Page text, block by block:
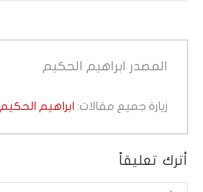
المصدر ابراهيم الحكيم
زيارة جميع مقالات: ابراهيم الحكيم
أترك تعليقاً